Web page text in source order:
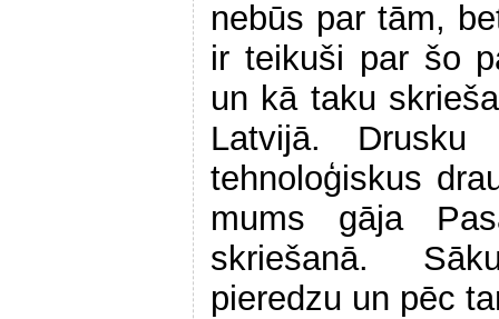
nebūs par tām,
ir teikuši par šo
un kā taku
Latvijā.
tehnoloģiskus
mums gāja
skriešanā.
pieredzu un pēc